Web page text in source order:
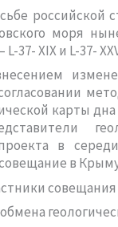
российской
моря
L-37- XIX и L-37-
карты
в
в